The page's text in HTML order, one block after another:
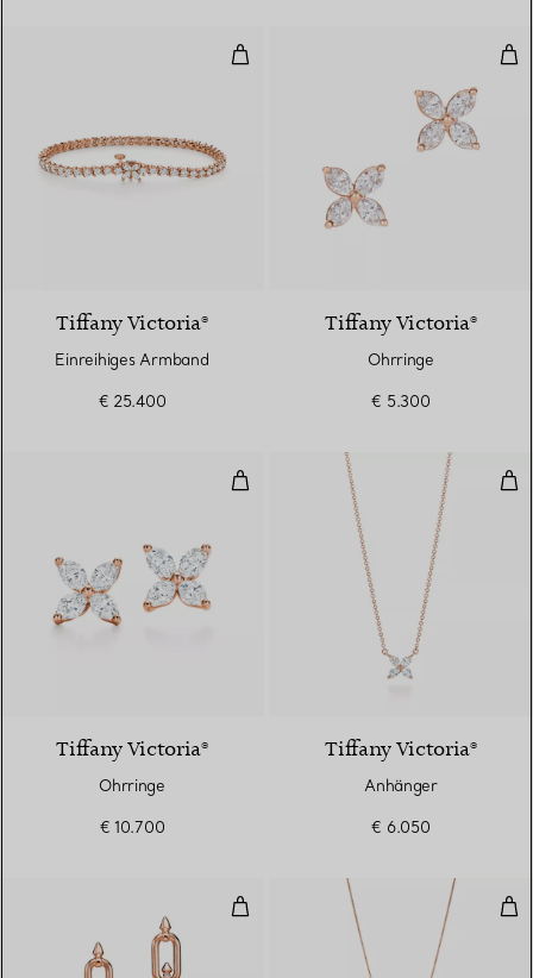
Einreihiges Armband
Tiffany Victoria®
Einreihiges Armband
€ 25.400
Tiffany Victoria®
Ohrringe
€ 5.300
Ohrringe
2 Materialien
Tiffany Victoria®
Ohrringe
€ 10.700
Tiffany Victoria®
Anhänger
€ 6.050
Ohrringe in Roségold mit